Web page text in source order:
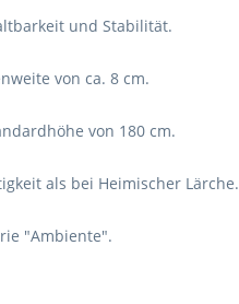
und Stabilität.
von ca. 8 cm.
von 180 cm.
als bei Heimischer Lärche.
"Ambiente".